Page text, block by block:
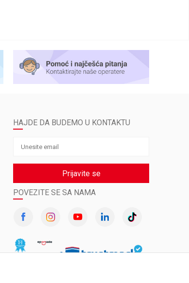
HAJDE DA BUDEMO U KONTAKTU
Prijavite se
POVEZITE SE SA NAMA